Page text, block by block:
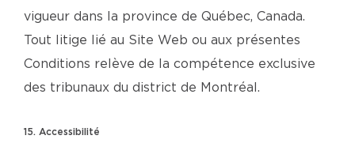
vigueur dans la province de Québec, Canada.
Tout litige lié au Site Web ou aux présentes
Conditions relève de la compétence exclusive
des tribunaux du district de Montréal.
15. Accessibilité